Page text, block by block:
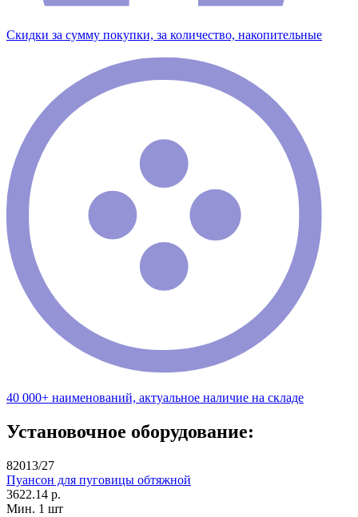
Скидки за сумму покупки, за количество, накопительные
40 000+ наименований, актуальное наличие на складе
Установочное оборудование:
82013/27
Пуансон для пуговицы обтяжной
3622.14 р.
Мин. 1 шт